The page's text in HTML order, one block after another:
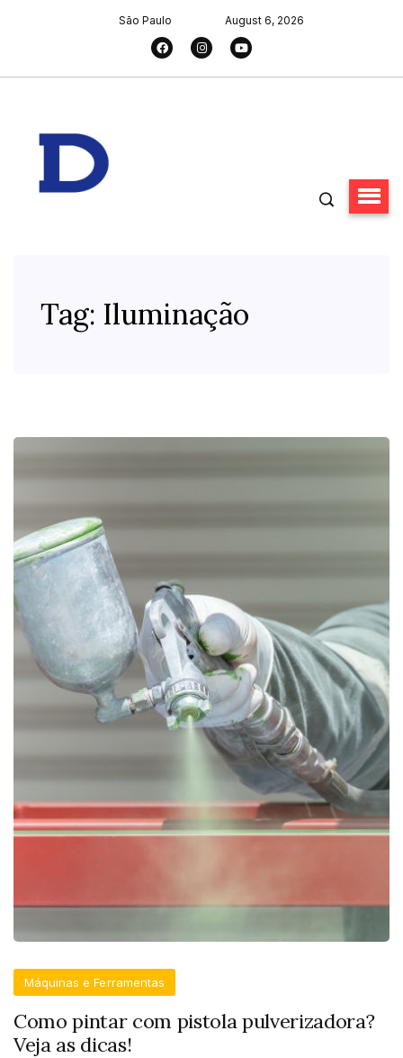
São Paulo August 6, 2026
Tag: Iluminação
Máquinas e Ferramentas
Como pintar com pistola pulverizadora?
Veja as dicas!